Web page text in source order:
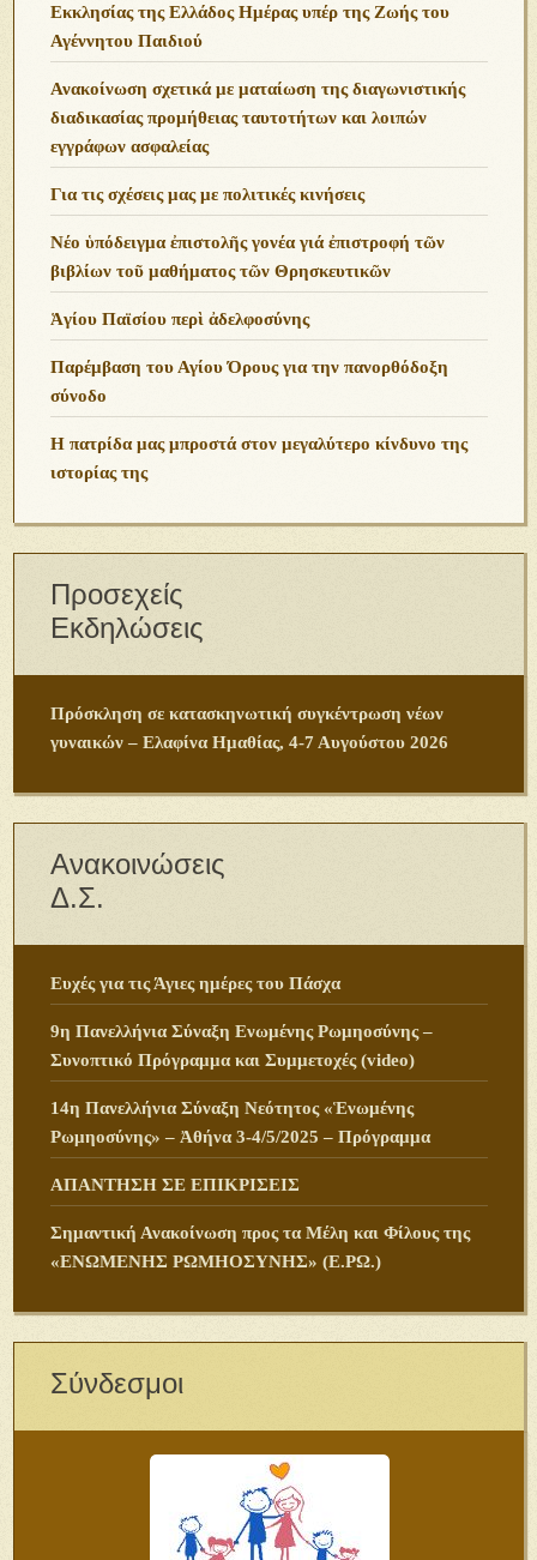
Εκκλησίας της Ελλάδος Ημέρας υπέρ της Ζωής του
Αγέννητου Παιδιού
Ανακοίνωση σχετικά με ματαίωση της διαγωνιστικής
διαδικασίας προμήθειας ταυτοτήτων και λοιπών
εγγράφων ασφαλείας
Για τις σχέσεις μας με πολιτικές κινήσεις
Νέο ὑπόδειγμα ἐπιστολῆς γονέα γιά ἐπιστροφή τῶν
βιβλίων τοῦ μαθήματος τῶν Θρησκευτικῶν
Ἁγίου Παϊσίου περὶ ἀδελφοσύνης
Παρέμβαση του Αγίου Όρους για την πανορθόδοξη
σύνοδο
Η πατρίδα μας μπροστά στον μεγαλύτερο κίνδυνο της
ιστορίας της
Προσεχείς
Εκδηλώσεις
Πρόσκληση σε κατασκηνωτική συγκέντρωση νέων
γυναικών – Ελαφίνα Ημαθίας, 4-7 Αυγούστου 2026
Ανακοινώσεις
Δ.Σ.
Ευχές για τις Άγιες ημέρες του Πάσχα
9η Πανελλήνια Σύναξη Ενωμένης Ρωμηοσύνης –
Συνοπτικό Πρόγραμμα και Συμμετοχές (video)
14η Πανελλήνια Σύναξη Νεότητος «Ἑνωμένης
Ρωμηοσύνης» – Ἀθήνα 3-4/5/2025 – Πρόγραμμα
ΑΠΑΝΤΗΣΗ ΣΕ ΕΠΙΚΡΙΣΕΙΣ
Σημαντική Ανακοίνωση προς τα Μέλη και Φίλους της
«ΕΝΩΜΕΝΗΣ ΡΩΜΗΟΣΥΝΗΣ» (Ε.ΡΩ.)
Σύνδεσμοι